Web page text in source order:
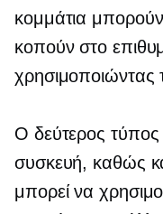
κομμάτια
κοπούν στο
χρησιμοποιώντας
Ο δεύτερος
συσκευή, καθώς
μπορεί να